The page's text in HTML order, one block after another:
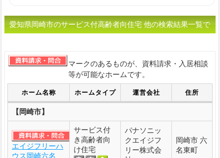
愛知県岡崎市のサービス付高齢者向住宅 他の検索結果一覧で
マークのあるものが、資料請求・入居相談
等が可能なホームです。
ホーム名称 ホームタイプ 運営会社 住所
【岡崎市】
エイジフリーハ
ウス岡崎六名
サービス付
き高齢者向
け住宅
パナソニッ
クエイジフ
リー株式会
岡崎市 六
名東町